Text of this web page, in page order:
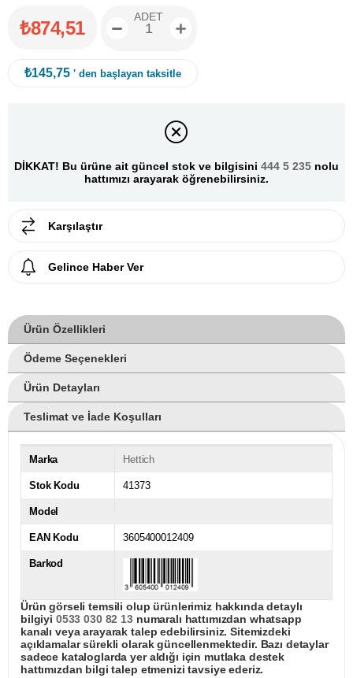
₺874,51
ADET
₺145,75 ' den başlayan taksitle
DİKKAT! Bu ürüne ait güncel stok ve bilgisini 444 5 235 nolu
hattımızı arayarak öğrenebilirsiniz.
Karşılaştır
Gelince Haber Ver
Ürün Özellikleri
Ödeme Seçenekleri
Ürün Detayları
Teslimat ve İade Koşulları
Marka Hettich
Stok Kodu 41373
Model
EAN Kodu 3605400012409
Barkod
Ürün görseli temsili olup ürünlerimiz hakkında detaylı
bilgiyi 0533 030 82 13numaralı hattımızdan whatsapp
kanalı veya arayarak talep edebilirsiniz. Sitemizdeki
açıklamalar sürekli olarak güncellenmektedir. Bazı detaylar
sadece kataloglarda yer aldığı için mutlaka destek
hattımızdan bilgi talep etmenizi tavsiye ederiz.